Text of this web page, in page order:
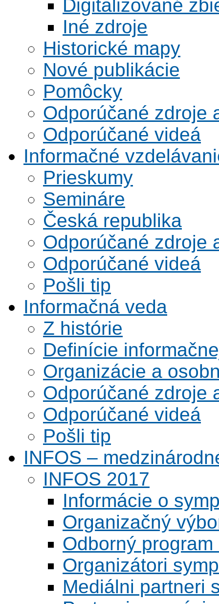
Digitalizované
Iné zdroje
Historické mapy
Nové publikácie
Pomôcky
Odporúčané zdroje
Odporúčané videá
Informačné
Prieskumy
Semináre
Česká republika
Odporúčané zdroje
Odporúčané videá
Pošli tip
Informačná veda
Z histórie
Definície
Organizácie a
Odporúčané zdroje
Odporúčané videá
Pošli tip
INFOS –
INFOS 2017
Informácie o
Organizačný
Odborný
Organizátori
Mediálni partneri